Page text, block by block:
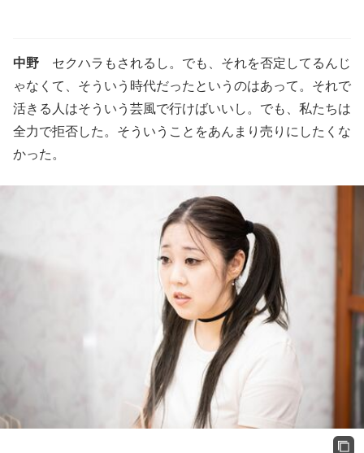
中野 セクハラもされるし。でも、それを否定してるんじ
ゃなくて、そういう時代だったというのはあって。それで
活きる人はそういう芸風で行けばいいし。でも、私たちは
全力で拒否した。そういうことをあんまり売りにしたくな
かった。